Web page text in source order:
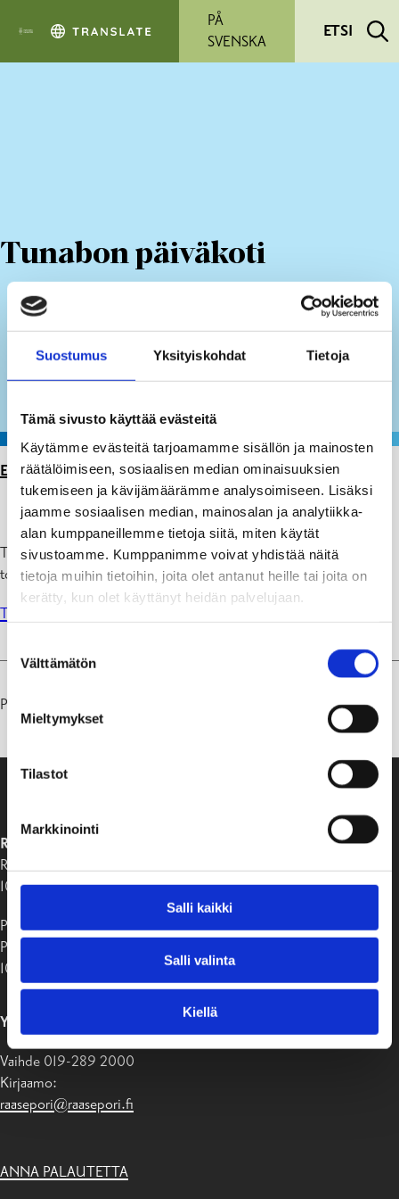
Suostumus Yksityiskohdat Tietoja
Tämä sivusto käyttää evästeitä
Käytämme evästeitä tarjoamamme sisällön ja mainosten
räätälöimiseen, sosiaalisen median ominaisuuksien
tukemiseen ja kävijämäärämme analysoimiseen. Lisäksi
jaamme sosiaalisen median, mainosalan ja analytiikka-
alan kumppaneillemme tietoja siitä, miten käytät
sivustoamme. Kumppanimme voivat yhdistää näitä
tietoja muihin tietoihin, joita olet antanut heille tai joita on
kerätty, kun olet käyttänyt heidän palvelujaan.
valinta
Välttämätön
Mieltymykset
Tilastot
Markkinointi
Salli kaikki
Salli valinta
Kiellä
PÅ
SVENSKA
ETSI
Tunabon päiväkoti
ETUSIVU>PÄIVÄKODIT>TUNABON PÄIVÄKOTI
Tunabo on ruotsinkielinen päiväkoti Snappertunassa. Lue lisää
toiminnastamme ruotsinkielisiltä sivuiltamme.
Tunabo daghem
Päivitetty 03.04.25
RAASEPORIN KAUPUNKI
Raaseporintie 37
10650 Tammisaari
Postiosoite:
PB 58
10611 Raasepori
YHTEYSTIEDOT
Vaihde 019-289 2000
Kirjaamo:
raasepori@raasepori.fi
ANNA PALAUTETTA